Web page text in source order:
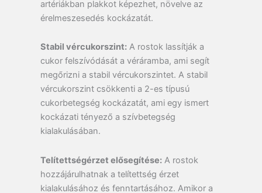
artériákban plakkot képezhet, növelve az
érelmeszesedés kockázatát.
Stabil vércukorszint:A rostok lassítják a
cukor felszívódását a véráramba, ami segít
megőrizni a stabil vércukorszintet. A stabil
vércukorszint csökkenti a 2-es típusú
cukorbetegség kockázatát, ami egy ismert
kockázati tényező a szívbetegség
kialakulásában.
Telítettségérzet elősegítése:A rostok
hozzájárulhatnak a telítettség érzet
kialakulásához és fenntartásához. Amikor a